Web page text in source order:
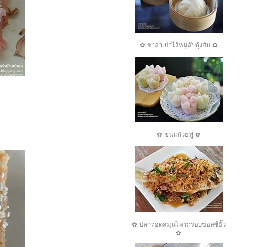
✿ ซาลาเปาไส้หมูสับกุ้งสับ ✿
✿ ขนมถ้วยฟู ✿
✿ ปลาทอดสมุนไพรกรอบซอสซีอิ๊ว
✿